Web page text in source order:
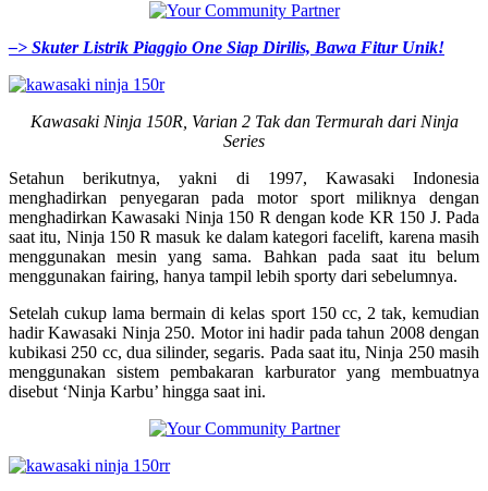
–> Skuter Listrik Piaggio One Siap Dirilis, Bawa Fitur Unik!
Kawasaki Ninja 150R, Varian 2 Tak dan Termurah dari Ninja
Series
Setahun berikutnya, yakni di 1997, Kawasaki Indonesia
menghadirkan penyegaran pada motor sport miliknya dengan
menghadirkan Kawasaki Ninja 150 R dengan kode KR 150 J. Pada
saat itu, Ninja 150 R masuk ke dalam kategori facelift, karena masih
menggunakan mesin yang sama. Bahkan pada saat itu belum
menggunakan fairing, hanya tampil lebih sporty dari sebelumnya.
Setelah cukup lama bermain di kelas sport 150 cc, 2 tak, kemudian
hadir Kawasaki Ninja 250. Motor ini hadir pada tahun 2008 dengan
kubikasi 250 cc, dua silinder, segaris. Pada saat itu, Ninja 250 masih
menggunakan sistem pembakaran karburator yang membuatnya
disebut ‘Ninja Karbu’ hingga saat ini.